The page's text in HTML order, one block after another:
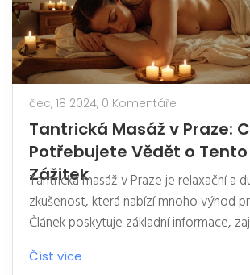
čec, 18 2024, 0 Komentáře
Tantrická Masáž v Praze:
Potřebujete Vědět o
Zážitek
Tantrická masáž v Praze je relaxační a
zkušenost, která nabízí mnoho výhod
Článek poskytuje základní informace,
tipy, jak najít správné místo pro
Objasňuje, co můžete očekávat během
Číst více